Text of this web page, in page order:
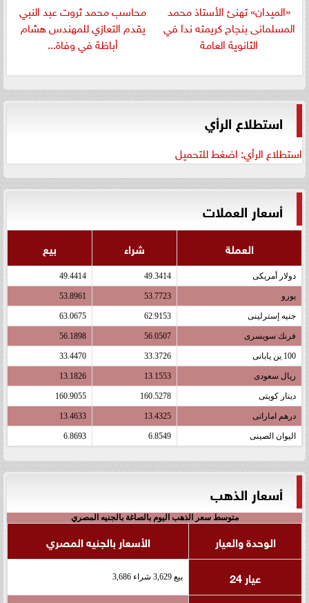
«الميدان» تهنئ الأستاذ محمد
المسلمانى بنجاح كريمته ندا في
الثانوية العامة
​محاسب محمد ثروت عبد النبي
يقدم التعازي للمهندس هشام
أباظة في وفاة...
استطلاع الرأي
استطلاع الرأي: اضغط للتحميل
أسعار العملات
العملة شراء بيع
دولار أمريكى 49.3414
49.4414
يورو 53.7723
53.8961
جنيه إسترلينى 62.9153
63.0675
فرنك سويسرى 56.0507
56.1898
100 ين يابانى 33.3726
33.4470
ريال سعودى 13.1553
13.1826
دينار كويتى 160.5278
160.9055
درهم اماراتى 13.4325
13.4633
اليوان الصينى 6.8549
6.8693
أسعار الذهب
متوسط سعر الذهب اليوم بالصاغة بالجنيه المصري
الوحدة والعيار
الأسعار بالجنيه المصري
عيار 24
بيع 3,629 شراء 3,686